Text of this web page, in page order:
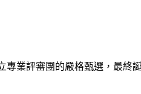
專業評審團的嚴格甄選，最終